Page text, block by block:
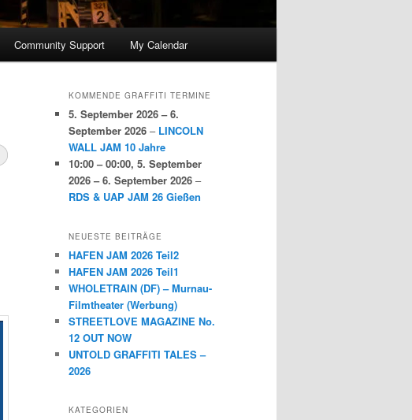
Community Support My Calendar
KOMMENDE GRAFFITI TERMINE
5. September 2026 – 6.
September 2026 – LINCOLN
WALL JAM 10 Jahre
10:00 – 00:00, 5. September
2026 – 6. September 2026 –
RDS & UAP JAM 26 Gießen
NEUESTE BEITRÄGE
HAFEN JAM 2026 Teil2
HAFEN JAM 2026 Teil1
WHOLETRAIN (DF) – Murnau-
Filmtheater (Werbung)
STREETLOVE MAGAZINE No.
12 OUT NOW
UNTOLD GRAFFITI TALES –
2026
KATEGORIEN